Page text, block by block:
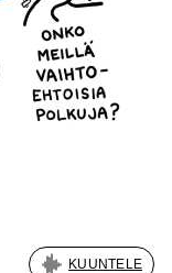
KUUNTELE